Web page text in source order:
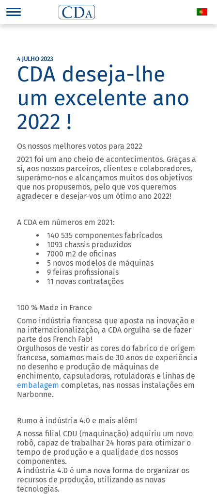
4 JULHO 2023
CDA deseja-lhe
um excelente ano
2022 !
Os nossos melhores votos para 2022
2021 foi um ano cheio de acontecimentos. Graças a
si, aos nossos parceiros, clientes e colaboradores,
superámo-nos e alcançamos muitos dos objetivos
que nos propusemos, pelo que vos queremos
agradecer e desejar-vos um ótimo ano 2022!
A CDA em números em 2021:
140 535 componentes fabricados
1093 chassis produzidos
7000 m2 de oficinas
5 novos modelos de máquinas
9 feiras profissionais
11 novas contratações
100 % Made in France
Como indústria francesa que aposta na inovação e
na internacionalização, a CDA orgulha-se de fazer
parte dos French Fab!
Orgulhosos de vestir as cores do fabrico de origem
francesa, somamos mais de 30 anos de experiência
no desenho e produção de máquinas de
enchimento, capsuladoras, rotuladoras e linhas de
embalagem completas, nas nossas instalações em
Narbonne.
Rumo à indústria 4.0 e mais além!
A nossa filial CDU (maquinação) adquiriu um novo
robô, capaz de trabalhar 24 horas para otimizar o
tempo de produção e a qualidade dos nossos
componentes.
A indústria 4.0 é uma nova forma de organizar os
recursos de produção, utilizando as novas
tecnologias.